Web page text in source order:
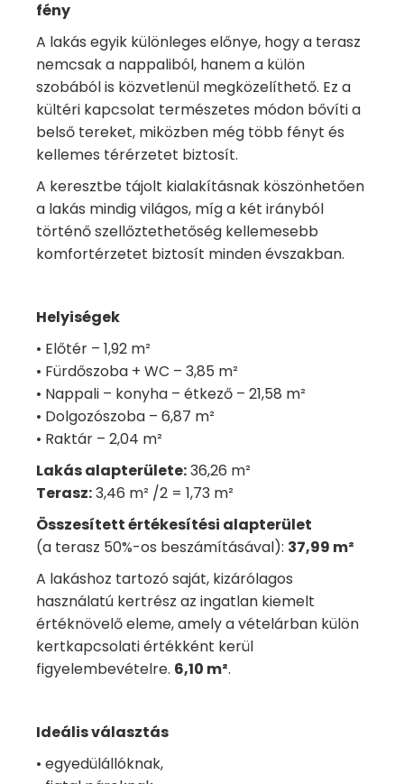
fény
A lakás egyik különleges előnye, hogy a terasz
nemcsak a nappaliból, hanem a külön
szobából is közvetlenül megközelíthető. Ez a
kültéri kapcsolat természetes módon bővíti a
belső tereket, miközben még több fényt és
kellemes térérzetet biztosít.
A keresztbe tájolt kialakításnak köszönhetően
a lakás mindig világos, míg a két irányból
történő szellőztethetőség kellemesebb
komfortérzetet biztosít minden évszakban.
Helyiségek
• Előtér – 1,92 m²
• Fürdőszoba + WC – 3,85 m²
• Nappali – konyha – étkező – 21,58 m²
• Dolgozószoba – 6,87 m²
• Raktár – 2,04 m²
Lakás alapterülete:36,26 m²
Terasz:3,46 m² /2 = 1,73 m²
Összesített értékesítési alapterület
(a terasz 50%-os beszámításával): 37,99 m²
A lakáshoz tartozó saját, kizárólagos
használatú kertrész az ingatlan kiemelt
értéknövelő eleme, amely a vételárban külön
kertkapcsolati értékként kerül
figyelembevételre. 6,10 m².
Ideális választás
• egyedülállóknak,